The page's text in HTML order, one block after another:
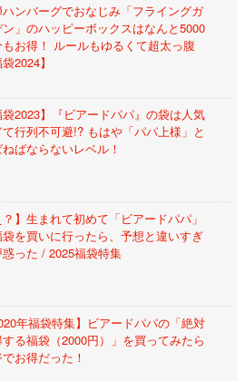
ンバーグでおなじみ「フライングガ
ン」のハッピーボックスはなんと5000
もお得！ ルールもゆるくて超太っ腹
袋2024】
袋2023】『ビアードパパ』の袋は人気
行列不可避!? もはや「パパ上様」と
ばならないレベル！
？】生まれて初めて「ビアードパパ」
を買いに行ったら、予想と違いすぎ
った / 2025福袋特集
年福袋特集】ビアードパパの「絶対
する福袋（2000円）」を買ってみたら
お得だった！